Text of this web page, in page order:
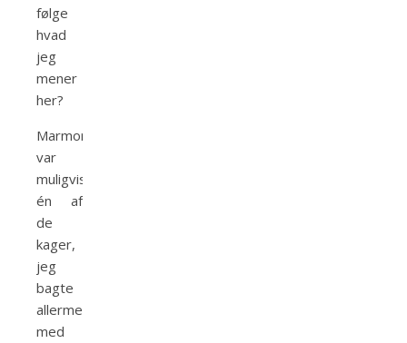
følge
hvad
jeg
mener
her?
Marmorkagen
var
muligvis
én af
de
kager,
jeg
bagte
allermest
med